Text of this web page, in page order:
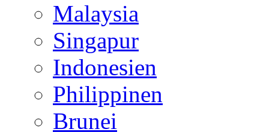
Malaysia
Singapur
Indonesien
Philippinen
Brunei